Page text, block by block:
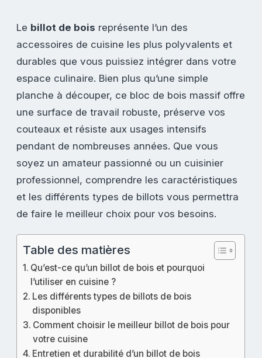
Le billot de bois représente l’un des
accessoires de cuisine les plus polyvalents et
durables que vous puissiez intégrer dans votre
espace culinaire. Bien plus qu’une simple
planche à découper, ce bloc de bois massif offre
une surface de travail robuste, préserve vos
couteaux et résiste aux usages intensifs
pendant de nombreuses années. Que vous
soyez un amateur passionné ou un cuisinier
professionnel, comprendre les caractéristiques
et les différents types de billots vous permettra
de faire le meilleur choix pour vos besoins.
Table des matières
Qu’est-ce qu’un billot de bois et pourquoi
l’utiliser en cuisine ?
Les différents types de billots de bois
disponibles
Comment choisir le meilleur billot de bois pour
votre cuisine
Entretien et durabilité d’un billot de bois